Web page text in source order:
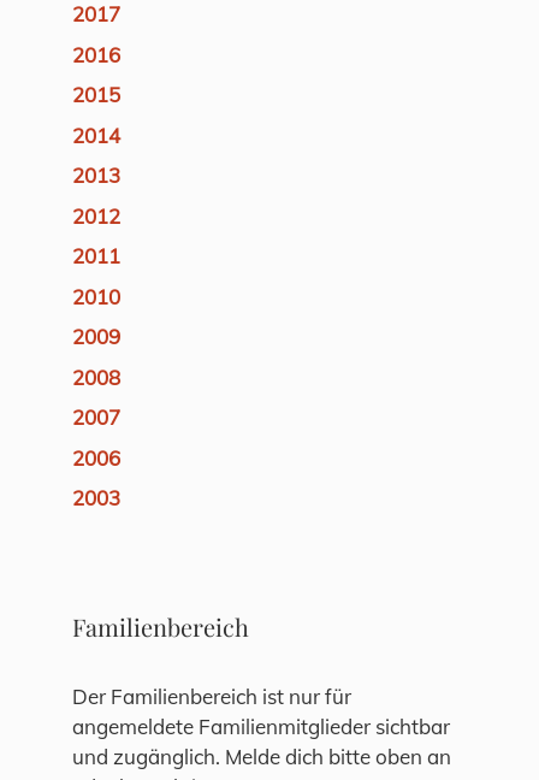
2017
2016
2015
2014
2013
2012
2011
2010
2009
2008
2007
2006
2003
Familienbereich
Der Familienbereich ist nur für
angemeldete Familienmitglieder sichtbar
und zugänglich. Melde dich bitte oben an